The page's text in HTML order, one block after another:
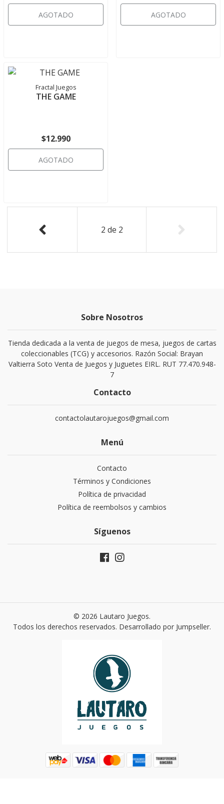
AGOTADO AGOTADO
Fractal Juegos
THE GAME
$12.990
AGOTADO
2 de 2
Sobre Nosotros
Tienda dedicada a la venta de juegos de mesa, juegos de cartas
coleccionables (TCG) y accesorios. Razón Social: Brayan
Valtierra Soto Venta de Juegos y Juguetes EIRL. RUT 77.470.948-
7
Contacto
contactolautarojuegos@gmail.com
Menú
Contacto
Términos y Condiciones
Política de privacidad
Política de reembolsos y cambios
Síguenos
© 2026 Lautaro Juegos.
Todos los derechos reservados. Desarrollado por Jumpseller.